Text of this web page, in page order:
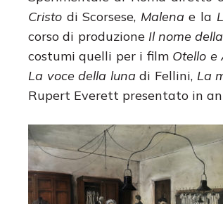
Cristo di Scorsese, Malenae la
corso di produzione Il nome
costumi quelli per i filmOtello e
La voce della lunadi Fellini, La
Rupert Everett presentato in